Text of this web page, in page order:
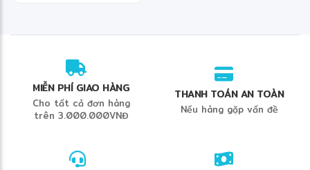
MIỄN PHÍ GIAO HÀNG
Cho tất cả đơn hàng
trên 3.000.000VNĐ
THANH TOÁN AN TOÀN
Nếu hàng gặp vấn đề